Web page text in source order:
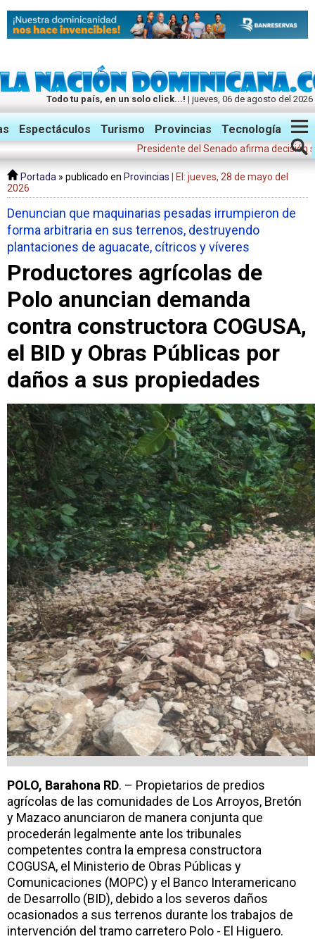
Todo tu país, en un solo click...! | jueves, 06 de agosto del 2026
Twitter Facebook Instagram
Espectáculos Turismo Provincias Tecnología
Presidente del Senado afirma decisión
Portada » publicado en Provincias
| El: jueves, 28 de mayo del
2026
Denuncian que maquinarias pesadas irrumpieron de
forma arbitraria en sus terrenos, destruyendo
plantaciones de aguacate, cítricos y víveres
Productores agrícolas de
Polo anuncian demanda
contra constructora COGUSA,
el BID y Obras Públicas por
daños a sus propiedades
POLO, Barahona RD. – Propietarios de predios
agrícolas de las comunidades de Los Arroyos, Bretón
y Mazaco anunciaron de manera conjunta que
procederán legalmente ante los tribunales
competentes contra la empresa constructora
COGUSA, el Ministerio de Obras Públicas y
Comunicaciones (MOPC) y el Banco Interamericano
de Desarrollo (BID), debido a los severos daños
ocasionados a sus terrenos durante los trabajos de
intervención del tramo carretero Polo - El Higuero.